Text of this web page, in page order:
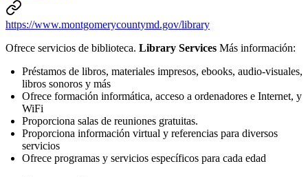
https://www.montgomerycountymd.gov/library
Ofrece servicios de biblioteca. Library Services Más información:
Préstamos de libros, materiales impresos, ebooks, audio-visuales,
libros sonoros y más
Ofrece formación informática, acceso a ordenadores e Internet, y
WiFi
Proporciona salas de reuniones gratuitas.
Proporciona información virtual y referencias para diversos
servicios
Ofrece programas y servicios específicos para cada edad